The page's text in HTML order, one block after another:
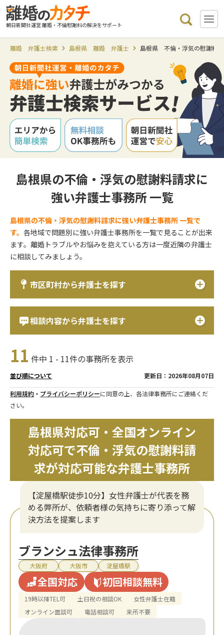
朝日新聞社運営 離婚・不倫慰謝料の解決をサポート
離婚 弁護士検索 島根県 離婚 弁護士 島根県 不倫・浮気の慰謝料
島根県の不倫・浮気の慰謝料請求に
強い弁護士事務所 一覧
島根県の不倫・浮気の慰謝料請求に強い弁護士事務所 一覧で
す。各地域で問題別に強い弁護士事務所を一覧で見ることが出来
ます。離婚トラブルやお悩みを抱えている方は一度近隣の弁護士
に相談してみましょう。
市区町村から弁護士を探す
相談内容から弁護士を探す
11 件中 1 - 11件の事務所を表示
並び順について 更新日：2026年08月07日
利用規約 ・ プライバシーポリシーに同意の上、各法律事務所にご連絡くだ
さい。
島根県対応可・全国オンライン
対応可で不倫・浮気の慰謝料請
求が対応可能な弁護士事務所
【淀屋橋駅徒歩10分】女性弁護士が代表を務
める弊所が、依頼者様の気持ちに寄り添って解
決方法を提案します
ブランシュ法律事務所
大阪府 大阪市 淀屋橋駅
全国対応 初回相談無料
19時以降TEL可 土日祝の相談OK
女性弁護士在籍
オンライン面談可
電話相談可 来所不要